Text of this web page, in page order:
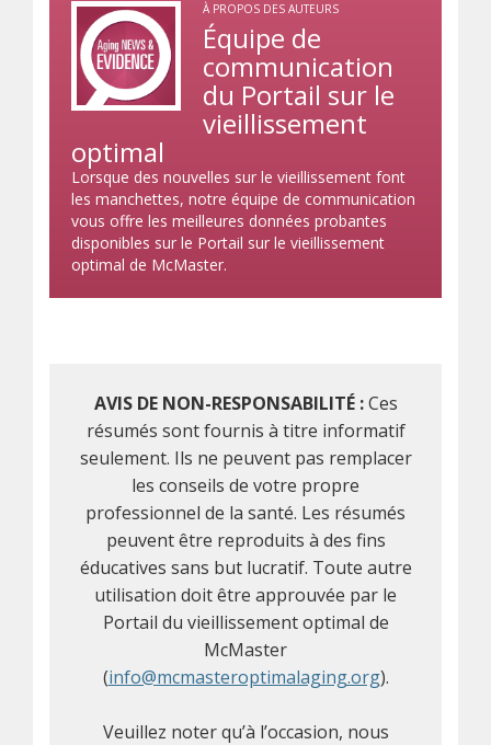
À PROPOS DES AUTEURS
Équipe de
communication
du Portail sur le
vieillissement
optimal
Lorsque des nouvelles sur le vieillissement font
les manchettes, notre équipe de communication
vous offre les meilleures données probantes
disponibles sur le Portail sur le vieillissement
optimal de McMaster.
AVIS DE NON-RESPONSABILITÉ :Ces
résumés sont fournis à titre informatif
seulement. Ils ne peuvent pas remplacer
les conseils de votre propre
professionnel de la santé. Les résumés
peuvent être reproduits à des fins
éducatives sans but lucratif. Toute autre
utilisation doit être approuvée par le
Portail du vieillissement optimal de
McMaster
(info@mcmasteroptimalaging.org).
Veuillez noter qu’à l’occasion, nous